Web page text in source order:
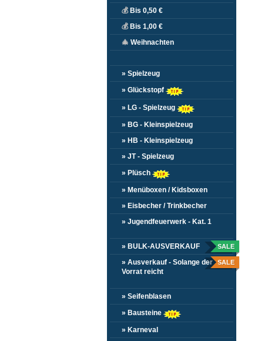
💰Bis 0,50 €
💰Bis 1,00 €
🎄 Weihnachten
» Spielzeug
» Glückstopf
» LG - Spielzeug
» BG - Kleinspielzeug
» HB - Kleinspielzeug
» JT - Spielzeug
» Plüsch
» Menüboxen / Kidsboxen
» Eisbecher / Trinkbecher
» Jugendfeuerwerk - Kat. 1
» BULK-AUSVERKAUF SALE
» Ausverkauf - Solange der
Vorrat reicht
SALE
» Seifenblasen
» Bausteine
» Karneval